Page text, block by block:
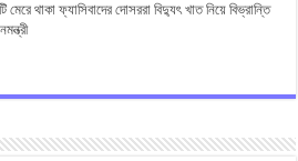
মেরে থাকা ফ্যাসিবাদের দোসররা বিদ্যুৎ খাত নিয়ে বিভ্রান্তি